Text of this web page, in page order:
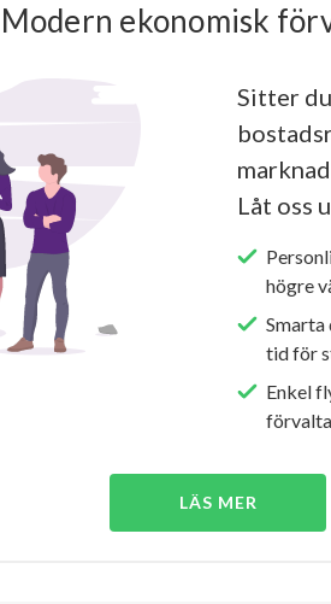
Modern ekonomisk
Sitter
Låt oss
högre
tid för
Enkel
LÄS MER